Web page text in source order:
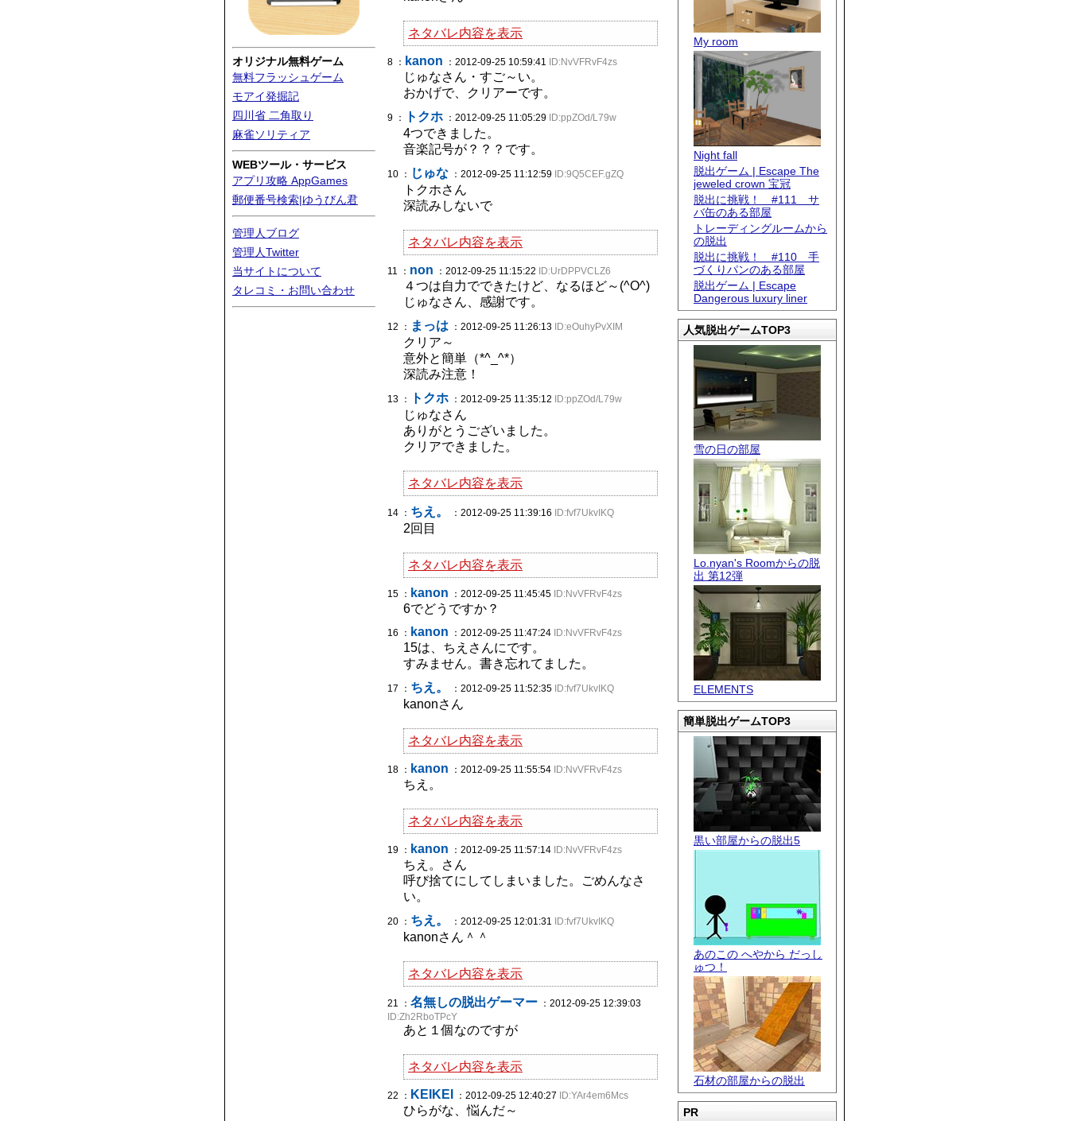
オリジナル無料ゲーム
無料フラッシュゲーム
モアイ発掘記
四川省 二角取り
麻雀ソリティア
WEBツール・サービス
アプリ攻略 AppGames
郵便番号検索|ゆうびん君
管理人ブログ
管理人Twitter
当サイトについて
タレコミ・お問い合わせ
My room
Night fall
脱出ゲーム | Escape The
jeweled crown 宝冠
脱出に挑戦！ #111 サ
バ缶のある部屋
トレーディングルームから
の脱出
脱出に挑戦！ #110 手
づくりパンのある部屋
脱出ゲーム | Escape
Dangerous luxury liner
人気脱出ゲームTOP3
雪の日の部屋
Lo.nyan's Roomからの脱
出 第12弾
ELEMENTS
簡単脱出ゲームTOP3
黒い部屋からの脱出5
あのこの へやから だっし
ゅつ！
石材の部屋からの脱出
PR
ネタバレ内容を表示
8 ： kanon ：2012-09-25 10:59:41 ID:NvVFRvF4zs
じゅなさん・すご～い。
おかげで、クリアーです。
9 ： トクホ ：2012-09-25 11:05:29 ID:ppZOd/L79w
4つできました。
音楽記号が？？？です。
10 ： じゅな ：2012-09-25 11:12:59 ID:9Q5CEF.gZQ
トクホさん
深読みしないで
ネタバレ内容を表示
11 ： non ：2012-09-25 11:15:22 ID:UrDPPVCLZ6
４つは自力でできたけど、なるほど～(^O^)
じゅなさん、感謝です。
12 ： まっは ：2012-09-25 11:26:13 ID:eOuhyPvXIM
クリア～
意外と簡単（*^_^*）
深読み注意！
13 ： トクホ ：2012-09-25 11:35:12 ID:ppZOd/L79w
じゅなさん
ありがとうございました。
クリアできました。
ネタバレ内容を表示
14 ： ちえ。 ：2012-09-25 11:39:16 ID:fvf7UkvIKQ
2回目
ネタバレ内容を表示
15 ： kanon ：2012-09-25 11:45:45 ID:NvVFRvF4zs
6でどうですか？
16 ： kanon ：2012-09-25 11:47:24 ID:NvVFRvF4zs
15は、ちえさんにです。
すみません。書き忘れてました。
17 ： ちえ。 ：2012-09-25 11:52:35 ID:fvf7UkvIKQ
kanonさん
ネタバレ内容を表示
18 ： kanon ：2012-09-25 11:55:54 ID:NvVFRvF4zs
ちえ。
ネタバレ内容を表示
19 ： kanon ：2012-09-25 11:57:14 ID:NvVFRvF4zs
ちえ。さん
呼び捨てにしてしまいました。ごめんなさ
い。
20 ： ちえ。 ：2012-09-25 12:01:31 ID:fvf7UkvIKQ
kanonさん＾＾
ネタバレ内容を表示
21 ： 名無しの脱出ゲーマー ：2012-09-25 12:39:03
ID:Zh2RboTPcY
あと１個なのですが
ネタバレ内容を表示
22 ： KEIKEI ：2012-09-25 12:40:27 ID:YAr4em6Mcs
ひらがな、悩んだ～